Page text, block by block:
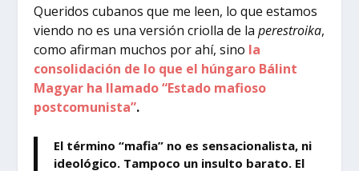
Queridos cubanos que me leen, lo que estamos
viendo no es una versión criolla de laperestroika,
como afirman muchos por ahí, sino la
consolidación de lo que el húngaro Bálint
Magyar ha llamado “Estado mafioso
postcomunista”.
El término “mafia” no es sensacionalista, ni
ideológico. Tampoco un insulto barato. El